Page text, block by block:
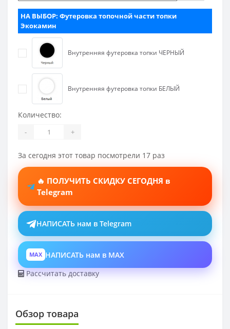
НА ВЫБОР: Футеровка топочной части топки
Экокамин
Внутренняя футеровка топки ЧЕРНЫЙ
Внутренняя футеровка топки БЕЛЫЙ
Количество:
- +
За сегодня этот товар посмотрели 17 раз
🔥 ПОЛУЧИТЬ СКИДКУ СЕГОДНЯ в
Telegram
НАПИСАТЬ нам в Telegram
MAX НАПИСАТЬ нам в MAX
Рассчитать доставку
Обзор товара